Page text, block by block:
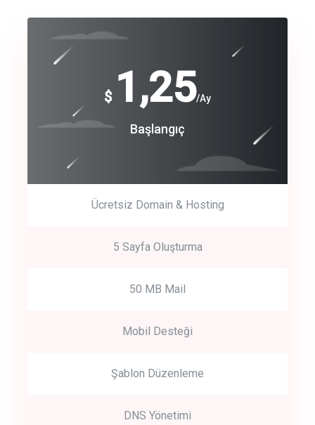
$ 1,25/Ay
Başlangıç
Ücretsiz Domain & Hosting
5 Sayfa Oluşturma
50 MB Mail
Mobil Desteği
Şablon Düzenleme
DNS Yönetimi
Free
Basic